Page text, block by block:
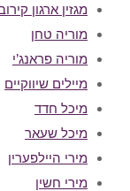
מגזין ארגון
מוריה טחן
מוריה פראנג’י
מיילים שיווקיים
מיכל חדד
מיכל שעאר
מירי היילפערין
מירי חשין